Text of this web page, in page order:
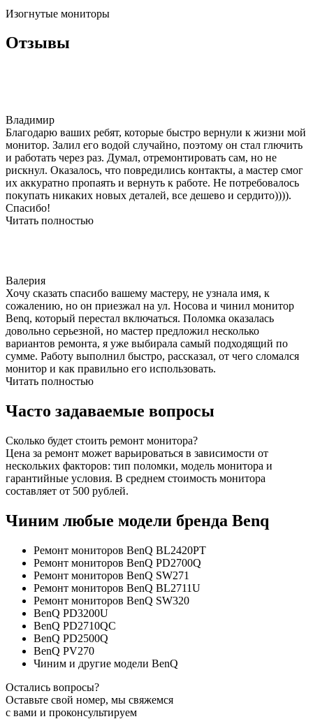
Изогнутые мониторы
Отзывы
Владимир
Благодарю ваших ребят, которые быстро вернули к жизни мой
монитор. Залил его водой случайно, поэтому он стал глючить
и работать через раз. Думал, отремонтировать сам, но не
рискнул. Оказалось, что повредились контакты, а мастер смог
их аккуратно пропаять и вернуть к работе. Не потребовалось
покупать никаких новых деталей, все дешево и сердито)))).
Спасибо!
Читать полностью
Валерия
Хочу сказать спасибо вашему мастеру, не узнала имя, к
сожалению, но он приезжал на ул. Носова и чинил монитор
Benq, который перестал включаться. Поломка оказалась
довольно серьезной, но мастер предложил несколько
вариантов ремонта, я уже выбирала самый подходящий по
сумме. Работу выполнил быстро, рассказал, от чего сломался
монитор и как правильно его использовать.
Читать полностью
Часто задаваемые вопросы
Сколько будет стоить ремонт монитора?
Цена за ремонт может варьироваться в зависимости от
нескольких факторов: тип поломки, модель монитора и
гарантийные условия. В среднем стоимость монитора
составляет от 500 рублей.
Чиним любые модели бренда Benq
Ремонт мониторов BenQ BL2420PT
Ремонт мониторов BenQ PD2700Q
Ремонт мониторов BenQ SW271
Ремонт мониторов BenQ BL2711U
Ремонт мониторов BenQ SW320
BenQ PD3200U
BenQ PD2710QC
BenQ PD2500Q
BenQ PV270
Чиним и другие модели BenQ
Остались вопросы?
Оставьте свой номер, мы свяжемся
с вами и проконсультируем